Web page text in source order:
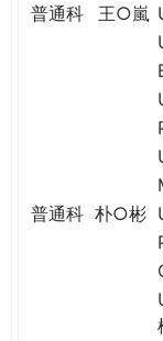
TODAY
PATH
普通科
王○嵐
普通科 朴○彬